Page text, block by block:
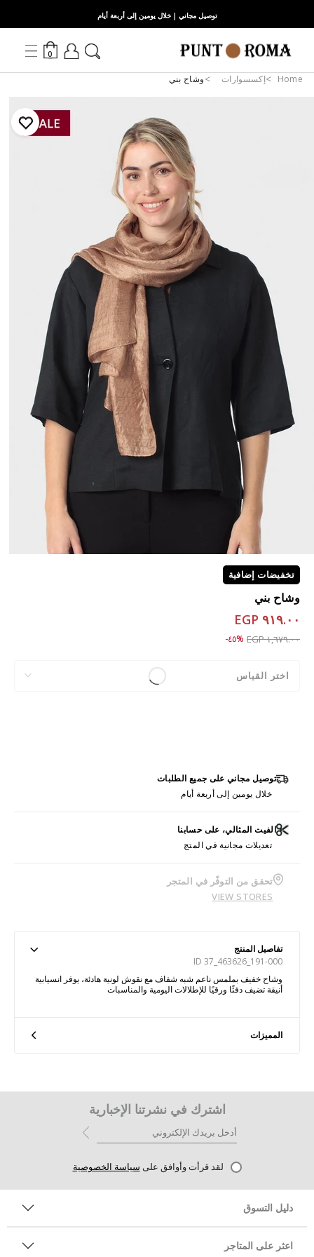
توصيل مجاني | خلال يومين إلى أربعة أيام
0
Home إكسسوارات وشاح بني
تخفيضات إضافية
وشاح بني
٩١٩.٠٠ EGP
Price reduced from
١,٦٧٩.٠٠ EGP to ٩١٩.٠٠ EGP%٤٥-
اختر القياس
توصيل مجاني على جميع الطلبات
خلال يومين إلى أربعة أيام
الفيت المثالي، على حسابنا
تعديلات مجانية في المتج
تحقق من التوفّر في المتجر
VIEW STORES
تفاصيل المنتج
ID 37_463626_191-000
وشاح خفيف بملمس ناعم شبه شفاف مع نقوش لونية هادئة، يوفر انسيابية
أنيقة تضيف دفئًا ورقيًا للإطلالات اليومية والمناسبات
المميزات
اشترك في نشرتنا الإخبارية
لقد قرأت وأوافق على سياسة الخصوصية
دليل التسوق
اعثر على المتاجر